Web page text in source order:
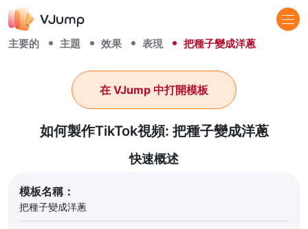
主要的 主題 效果 表現 把種子變成洋蔥
如何製作TikTok視頻: 把種子變成洋蔥
在 VJump 中打開模板
快速概述
模板名稱：
把種子變成洋蔥